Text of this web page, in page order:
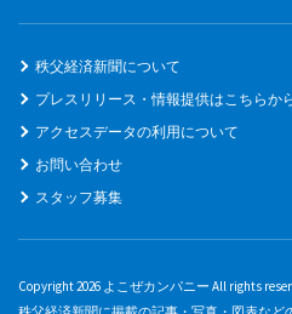
秩父経済新聞について
プレスリリース・情報提供はこちらか
アクセスデータの利用について
お問い合わせ
スタッフ募集
Copyright 2026 よこぜカンパニー All rights